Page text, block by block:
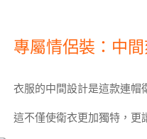
專屬情侶裝：中
衣服的中間設計是這款連帽
這不僅使衛衣更加獨特，更